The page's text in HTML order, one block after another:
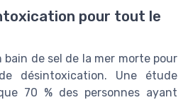
pour tout le
de sel de la mer morte pour
désintoxication. Une étude
70 % des personnes ayant